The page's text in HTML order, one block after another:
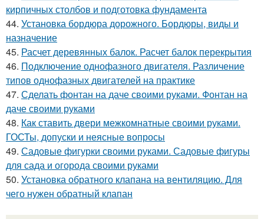
кирпичных столбов и подготовка фундамента
44. Установка бордюра дорожного. Бордюры, виды и
назначение
45. Расчет деревянных балок. Расчет балок перекрытия
46. Подключение однофазного двигателя. Различение
типов однофазных двигателей на практике
47. Сделать фонтан на даче своими руками. Фонтан на
даче своими руками
48. Как ставить двери межкомнатные своими руками.
ГОСТы, допуски и неясные вопросы
49. Садовые фигурки своими руками. Садовые фигуры
для сада и огорода своими руками
50. Установка обратного клапана на вентиляцию. Для
чего нужен обратный клапан